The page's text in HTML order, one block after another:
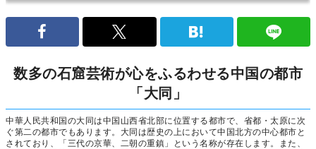
数多の石窟芸術が心をふるわせる中国の都市
「大同」
中華人民共和国の大同は中国山西省北部に位置する都市で、省都・太原に次
ぐ第二の都市でもあります。大同は歴史の上において中国北方の中心都市と
されており、「三代の京華、二朝の重鎮」という名称が存在します。また、